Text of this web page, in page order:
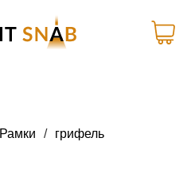
Рамки грифель